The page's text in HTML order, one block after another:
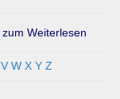
V W X Y Z